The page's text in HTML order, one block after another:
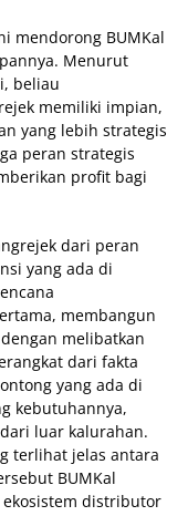
mendorong BUMKal
Menurut
beliau
memiliki impian,
yang lebih strategis
peran strategis
profit bagi
dari peran
yang ada di
membangun
melibatkan
dari fakta
yang ada di
kebutuhannya,
dari luar kalurahan.
terlihat jelas antara
BUMKal
distributor